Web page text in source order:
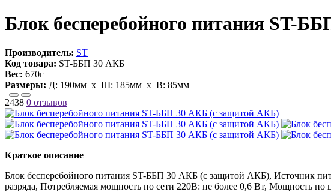
Блок бесперебойного питания ST-
Производитель: ST
Код товара: ST-ББП 30 АКБ
Вес: 670г
Размеры: Д: 190мм х Ш: 185мм x В: 85мм
2438 0 отзывов
Краткое описание
Блок бесперебойного питания ST-ББП 30 АКБ (с защитой АКБ), Источник
разряда, Потребляемая мощность по сети 220В: не более 0,6 Вт, Мощность